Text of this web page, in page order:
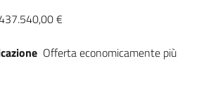
€
Offerta economicamente più